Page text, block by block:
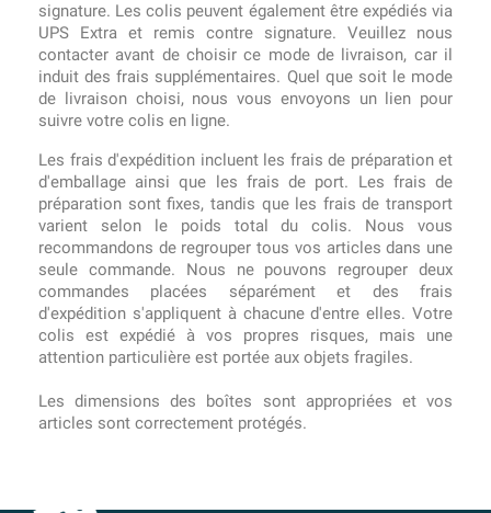
signature. Les colis peuvent également être expédiés via
UPS Extra et remis contre signature. Veuillez nous
contacter avant de choisir ce mode de livraison, car il
induit des frais supplémentaires. Quel que soit le mode
de livraison choisi, nous vous envoyons un lien pour
suivre votre colis en ligne.
Les frais d'expédition incluent les frais de préparation et
d'emballage ainsi que les frais de port. Les frais de
préparation sont fixes, tandis que les frais de transport
varient selon le poids total du colis. Nous vous
recommandons de regrouper tous vos articles dans une
seule commande. Nous ne pouvons regrouper deux
commandes placées séparément et des frais
d'expédition s'appliquent à chacune d'entre elles. Votre
colis est expédié à vos propres risques, mais une
attention particulière est portée aux objets fragiles.
Les dimensions des boîtes sont appropriées et vos
articles sont correctement protégés.